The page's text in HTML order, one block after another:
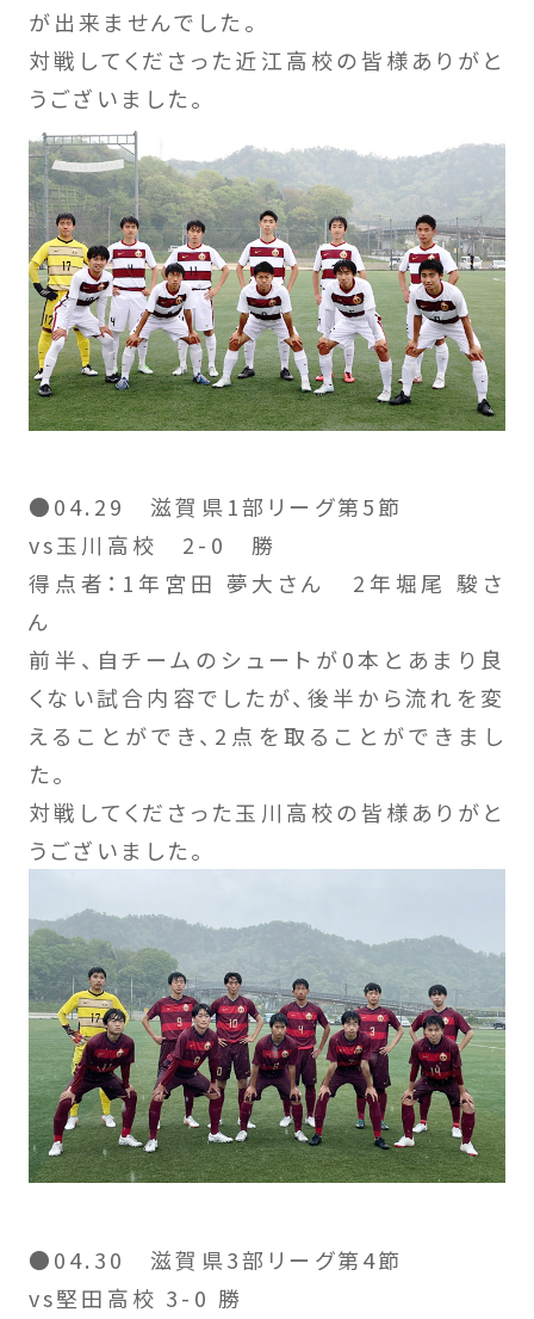
が出来ませんでした。
対戦してくださった近江高校の皆様ありがと
うございました。
●04.29 滋賀県1部リーグ第5節
vs玉川高校 2-0 勝
得点者：1年宮田 夢大さん 2年堀尾 駿さ
ん
前半、自チームのシュートが0本とあまり良
くない試合内容でしたが、後半から流れを変
えることができ、2点を取ることができまし
た。
対戦してくださった玉川高校の皆様ありがと
うございました。
●04.30 滋賀県3部リーグ第4節
vs堅田高校 3-0 勝